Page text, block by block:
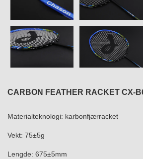
CARBON FEATHER RACKET CX-
Materialteknologi: karbonfjærracket
Vekt: 75±5g
Lengde: 675±5mm